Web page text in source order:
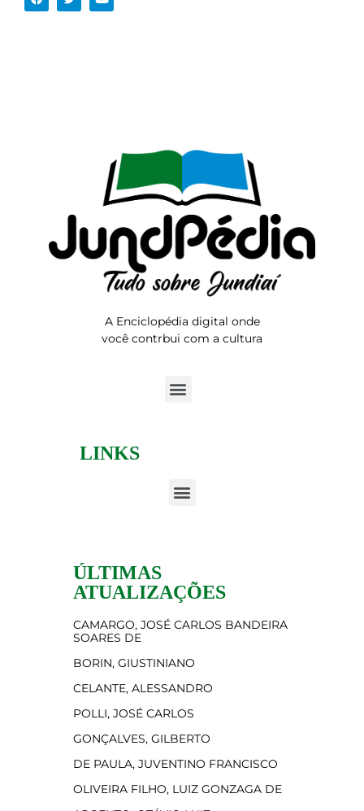
A Enciclopédia digital onde
você contrbui com a cultura
LINKS
ÚLTIMAS
ATUALIZAÇÕES
CAMARGO, JOSÉ CARLOS BANDEIRA
SOARES DE
BORIN, GIUSTINIANO
CELANTE, ALESSANDRO
POLLI, JOSÉ CARLOS
GONÇALVES, GILBERTO
DE PAULA, JUVENTINO FRANCISCO
OLIVEIRA FILHO, LUIZ GONZAGA DE